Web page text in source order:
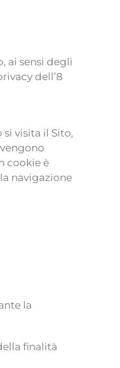
ai sensi degli
dell’8
visita il Sito,
cookie è
navigazione
la
finalità